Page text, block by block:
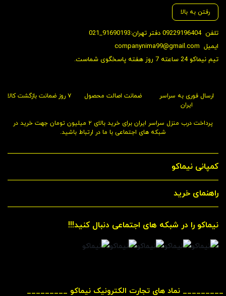
رفتن به بالا
تلفن09229196404 دفتر تهران:91690193_021
ایمیل companynima99@gmail.com
تیم نیماکو 24 ساعته 7 روز هفته پاسخگوی شماست.
ارسال فوری به سراسر
ایران
ضمانت اصالت محصول ۷ روز ضمانت بازگشت کالا
پرداخت درب منزل سراسر ایران برای خرید بالای ۲ میلیون تومان جهت خرید در
شبکه های اجتماعی با ما در ارتباط باشید.
کمپانی نیماکو
راهنمای خرید
نیماکو را در شبکه های اجتماعی دنبال کنید!!!
_________ نماد های تجارت الکترونیک نیماکو _________